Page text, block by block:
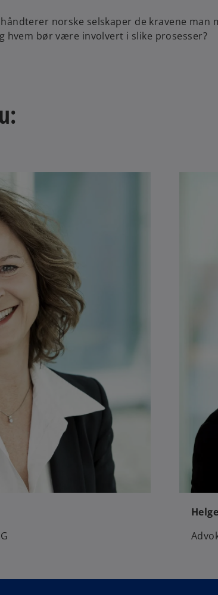
norske selskaper de kravene man
hvem bør være involvert i slike prosesser?